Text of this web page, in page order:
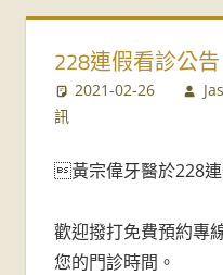
228連假看診公告
2021-02-26
訊
黃宗偉牙醫於228連
歡迎撥打免費預約專
您的門診時間。